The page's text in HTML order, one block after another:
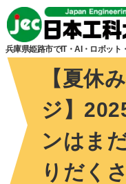
兵庫県姫路市でIT・AI・ロボット
HOME 1.お知らせ
【夏休
ジ】
ンはま
りだく